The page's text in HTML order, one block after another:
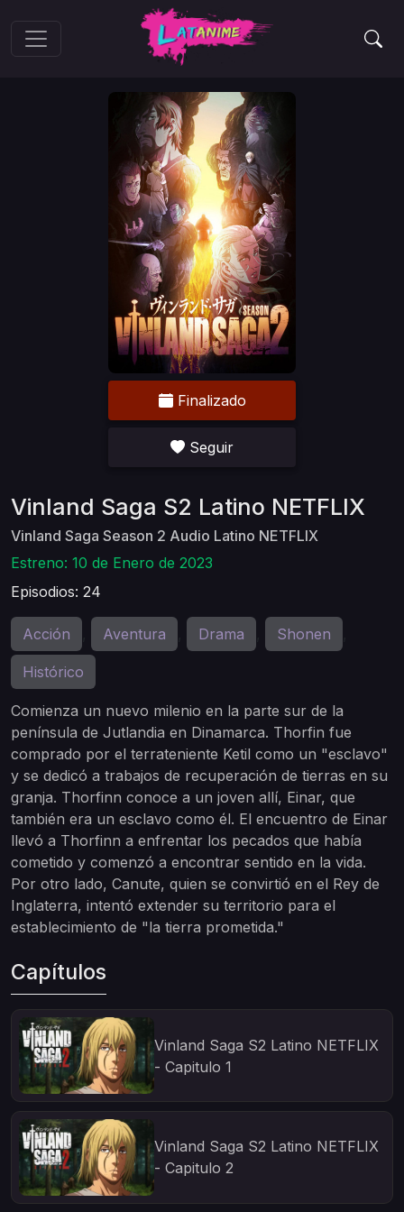
Finalizado
Seguir
Vinland Saga S2 Latino NETFLIX
Vinland Saga Season 2 Audio Latino NETFLIX
Estreno: 10 de Enero de 2023
Episodios: 24
Acción Aventura Drama Shonen
Histórico
Comienza un nuevo milenio en la parte sur de la
península de Jutlandia en Dinamarca. Thorfin fue
comprado por el terrateniente Ketil como un "esclavo"
y se dedicó a trabajos de recuperación de tierras en su
granja. Thorfinn conoce a un joven allí, Einar, que
también era un esclavo como él. El encuentro de Einar
llevó a Thorfinn a enfrentar los pecados que había
cometido y comenzó a encontrar sentido en la vida.
Por otro lado, Canute, quien se convirtió en el Rey de
Inglaterra, intentó extender su territorio para el
establecimiento de "la tierra prometida."
Capítulos
Vinland Saga S2 Latino NETFLIX
- Capitulo 1
Vinland Saga S2 Latino NETFLIX
- Capitulo 2